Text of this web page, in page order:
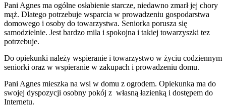
Pani Agnes ma ogólne osłabienie starcze, niedawno zmarł jej chory
mąż. Dlatego potrzebuje wsparcia w prowadzeniu gospodarstwa
domowego i osoby do towarzystwa. Seniorka porusza się
samodzielnie. Jest bardzo mila i spokojna i takiej towarzyszki tez
potrzebuje.
Do opiekunki należy wspieranie i towarzystwo w życiu codziennym
seniorki oraz w wspieranie w zakupach i prowadzeniu domu.
Pani Agnes mieszka na wsi w domu z ogrodem. Opiekunka ma do
swojej dyspozycji osobny pokój z własną łazienką i dostępem do
Internetu.